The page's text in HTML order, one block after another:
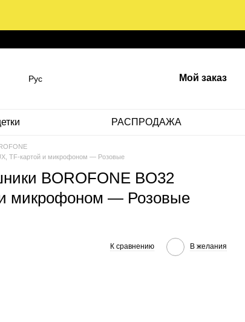
Рус Мой заказ
РАСПРОДАЖА
TF-картой и микрофоном — Розовые
BOROFONE BO32
и микрофоном — Розовые
К сравнению В желания